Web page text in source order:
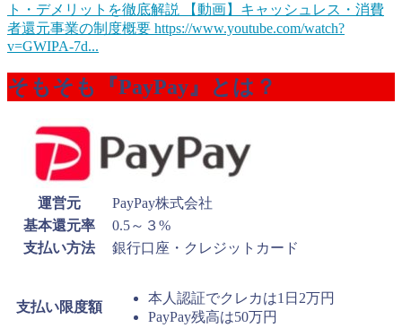
ト・デメリットを徹底解説
【動画】キャッシュレス・消費
者還元事業の制度概要 https://www.youtube.com/watch?
v=GWIPA-7d...
そもそも『PayPay』とは？
運営元
PayPay株式会社
基本還元率
0.5～３%
支払い方法
銀行口座・クレジットカード
支払い限度額
本人認証でクレカは1日2万円
PayPay残高は50万円